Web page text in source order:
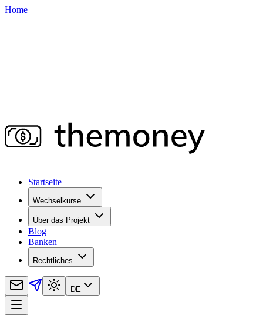
Home
Startseite
Wechselkurse
Über das Projekt
Blog
Banken
Rechtliches
DE